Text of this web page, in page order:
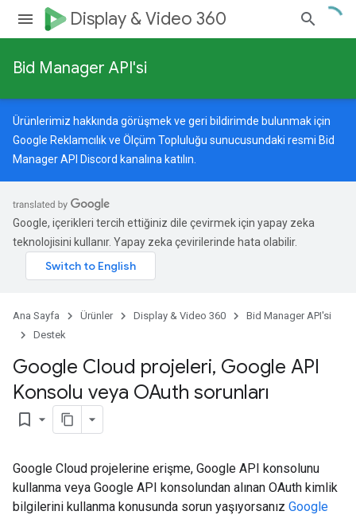
Display & Video 360
Bid Manager API'si
Ürünlerimiz hakkında görüşmek ve geri bildirimde bulunmak için
Google Reklamcılık ve Ölçüm Topluluğu sunucusundaki resmi Bid
Manager API Discord kanalına katılın.
Google, içerikleri tercih ettiğiniz dile çevirmek için yapay zeka
teknolojisini kullanır. Yapay zeka çevirilerinde hata olabilir.
Ana Sayfa Ürünler Display & Video 360
Bid Manager API'si
Destek
Google Cloud projeleri, Google API
Konsolu veya OAuth sorunları
bookmark_border
Google Cloud projelerine erişme, Google API konsolunu
kullanma veya Google API konsolundan alınan OAuth kimlik
bilgilerini kullanma konusunda sorun yaşıyorsanız Google